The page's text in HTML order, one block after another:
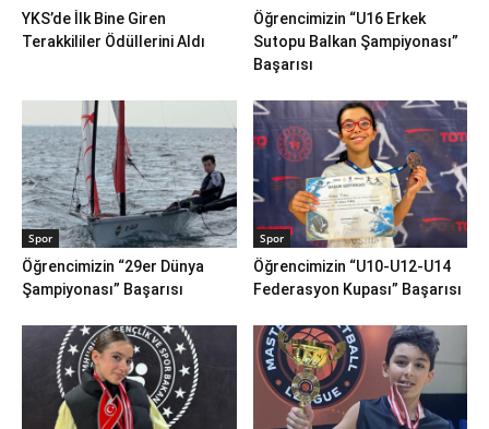
YKS’de İlk Bine Giren
Terakkililer Ödüllerini Aldı
Öğrencimizin “U16 Erkek
Sutopu Balkan Şampiyonası”
Başarısı
Spor
Öğrencimizin “29er Dünya
Şampiyonası” Başarısı
Spor
Öğrencimizin “U10-U12-U14
Federasyon Kupası” Başarısı